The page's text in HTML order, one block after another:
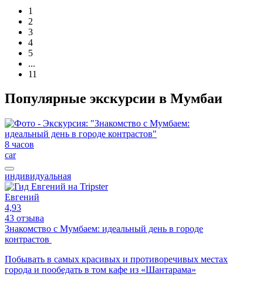
1
2
3
4
5
...
11
Популярные экскурсии в Мумбаи
8 часов
car
индивидуальная
Евгений
4,93
43 отзыва
Знакомство с Мумбаем: идеальный день в городе
контрастов
Побывать в самых красивых и противоречивых местах
города и пообедать в том кафе из «Шантарама»